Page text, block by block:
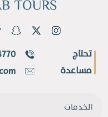
تحتاج
مساعدة
الخدمات